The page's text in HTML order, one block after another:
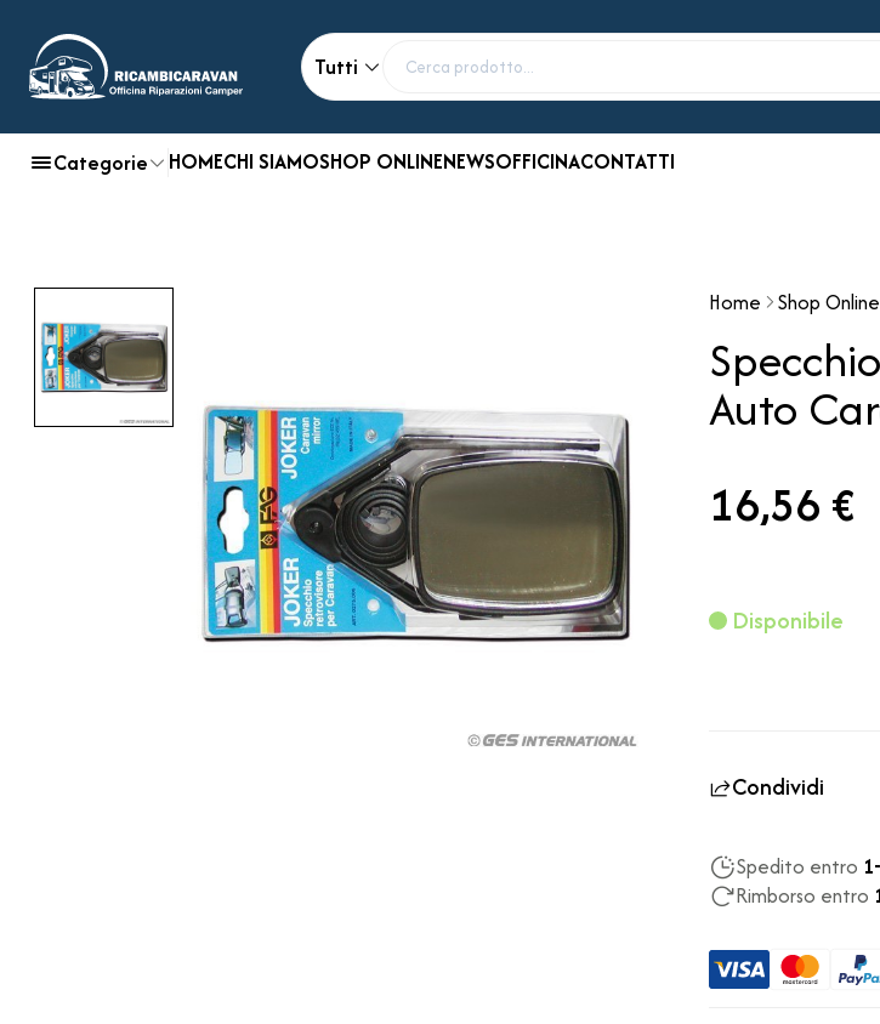
Tutti
Categorie HOMECHI SIAMOSHOP ONLINENEWSOFFICINACONTATTI
Home Shop Online
Auto
16,56 €
Disponibile
Condividi
Spedito entro
Rimborso entro